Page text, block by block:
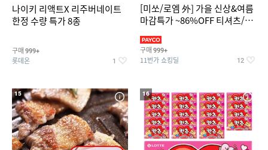
나이키 리액트X 리주버네이트
한정 수량 특가 8종
구매 999+
롯데온 1
[미쏘/로엠 外] 가을 신상&여름
마감특가 ~86%OFF 티셔츠/슬
구매 999+
11번가 쇼킹딜 12
15 16